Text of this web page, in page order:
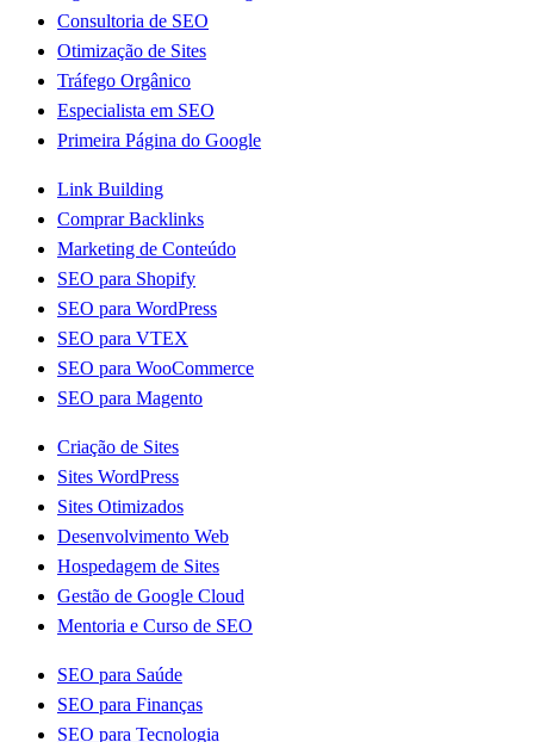
Consultoria de SEO
Otimização de Sites
Tráfego Orgânico
Especialista em SEO
Primeira Página do Google
Link Building
Comprar Backlinks
Marketing de Conteúdo
SEO para Shopify
SEO para WordPress
SEO para VTEX
SEO para WooCommerce
SEO para Magento
Criação de Sites
Sites WordPress
Sites Otimizados
Desenvolvimento Web
Hospedagem de Sites
Gestão de Google Cloud
Mentoria e Curso de SEO
SEO para Saúde
SEO para Finanças
SEO para Tecnologia